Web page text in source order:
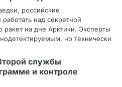
российские
над секретной
на дне Арктики. Эксперты
но технически
службы
и контроле